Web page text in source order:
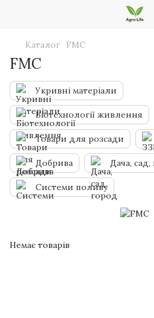
Каталог FMC
FMC
Укривні матеріали
Біотехнології живлення
Товари для розсади
Добрива Дача, сад,
Системи поливу
Немає товарів